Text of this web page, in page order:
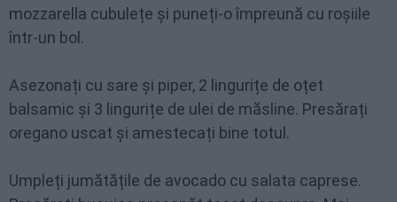
mozzarella cubulețe și puneți-o împreună cu roșiile
într-un bol.
Asezonați cu sare și piper, 2 lingurițe de oțet
balsamic și 3 lingurițe de ulei de măsline. Presărați
oregano uscat și amestecați bine totul.
Umpleți jumătățile de avocado cu salata caprese.